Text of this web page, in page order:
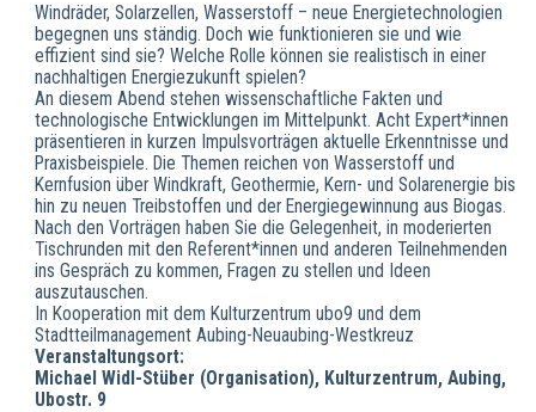
Windräder, Solarzellen, Wasserstoff – neue Energietechnologien
begegnen uns ständig. Doch wie funktionieren sie und wie
effizient sind sie? Welche Rolle können sie realistisch in einer
nachhaltigen Energiezukunft spielen?
An diesem Abend stehen wissenschaftliche Fakten und
technologische Entwicklungen im Mittelpunkt. Acht Expert*innen
präsentieren in kurzen Impulsvorträgen aktuelle Erkenntnisse und
Praxisbeispiele. Die Themen reichen von Wasserstoff und
Kernfusion über Windkraft, Geothermie, Kern- und Solarenergie bis
hin zu neuen Treibstoffen und der Energiegewinnung aus Biogas.
Nach den Vorträgen haben Sie die Gelegenheit, in moderierten
Tischrunden mit den Referent*innen und anderen Teilnehmenden
ins Gespräch zu kommen, Fragen zu stellen und Ideen
auszutauschen.
In Kooperation mit dem Kulturzentrum ubo9 und dem
Stadtteilmanagement Aubing-Neuaubing-Westkreuz
Veranstaltungsort:
Michael Widl-Stüber (Organisation), Kulturzentrum, Aubing,
Ubostr. 9